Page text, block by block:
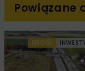
Powiązane
DROGI